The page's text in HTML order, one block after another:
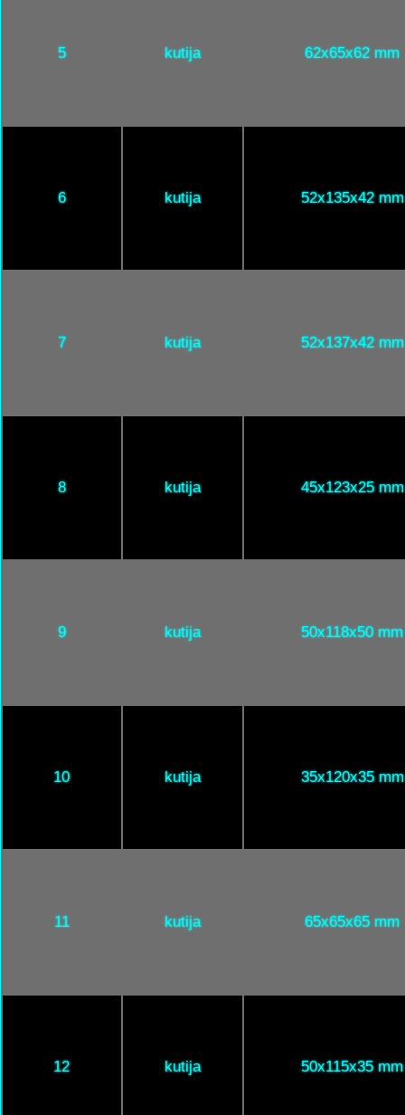
5 kutija 62x65x62 mm
6 kutija 52x135x42 mm
7 kutija 52x137x42 mm
8 kutija 45x123x25 mm
9 kutija 50x118x50 mm
10 kutija 35x120x35 mm
11 kutija 65x65x65 mm
12 kutija 50x115x35 mm